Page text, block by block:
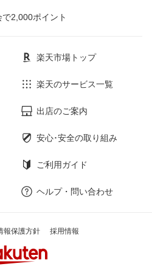
2,000ポイント
楽天市場トップ
楽天のサービス一覧
出店のご案内
安心･安全の取り組み
ご利用ガイド
ヘルプ・問い合わせ
報保護方針 採用情報